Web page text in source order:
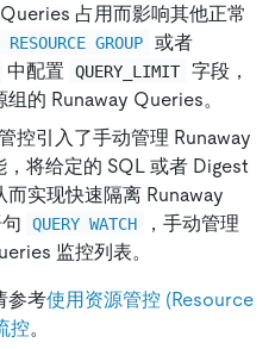
占用而影响其他正常
RESOURCE GROUP 或者
中配置 QUERY_LIMIT
字段，
的 Runaway Queries。
控引入了手动管理 Runaway
将给定的 SQL 或者 Digest
实现快速隔离 Runaway
QUERY WATCH
，手动管理
监控列表。
参考使用资源管控 (Resource
控。